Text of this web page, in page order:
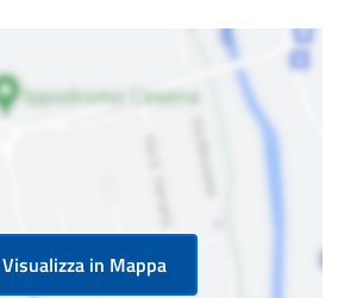
Visualizza in Mappa